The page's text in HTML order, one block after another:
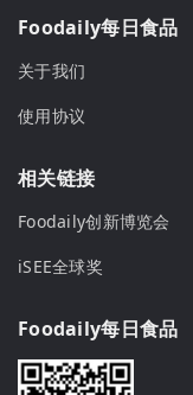
Foodaily每日食品
关于我们
使用协议
相关链接
Foodaily创新博览会
iSEE全球奖
Foodaily每日食品